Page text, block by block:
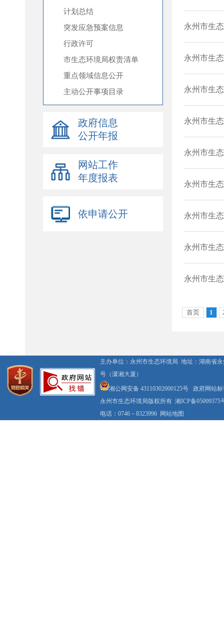
计划总结
突发应急预案信息
行政许可
市生态环境局权责清单
重点领域信息公开
主动公开事项目录
政府信息
公开年报
网站工作
年度报表
依申请公开
主办单位：永州市生态环境局 地址：湖南省
号（潇湘大厦）
湘公网安备 43110302000125号 政府网站标
永州市生态环境局版权所有 湘ICP备05009375
电话：0746－8323996 网站地图